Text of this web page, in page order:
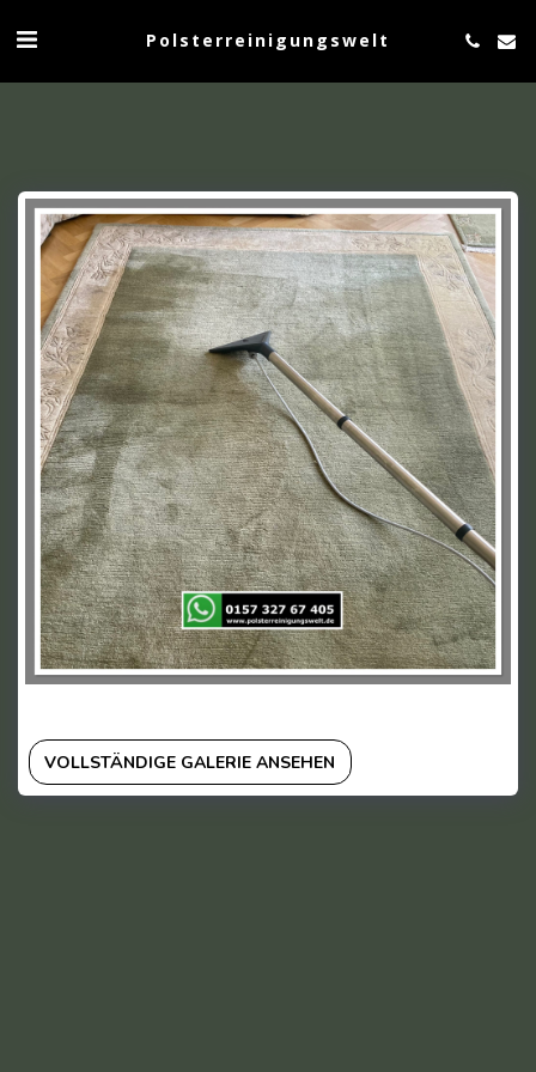
Polsterreinigungswelt
VOLLSTÄNDIGE GALERIE ANSEHEN